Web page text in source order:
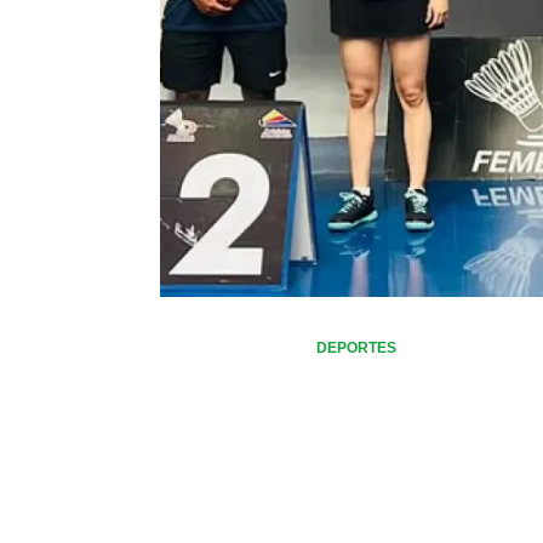
DEPORTES